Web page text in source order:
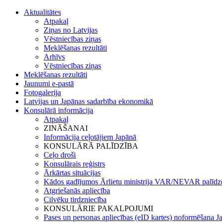
Aktualitātes
Atpakaļ
Ziņas no Latvijas
Vēstniecības ziņas
Meklēšanas rezultāti
Arhīvs
Vēstniecības ziņas
Meklēšanas rezultāti
Jaunumi e-pastā
Fotogalerija
Latvijas un Japānas sadarbība ekonomikā
Konsulārā informācija
Atpakaļ
ZINĀŠANAI
Informācija ceļotājiem Japānā
KONSULĀRĀ PALĪDZĪBA
Ceļo droši
Konsulārais reģistrs
Ārkārtas situācijas
Kādos gadījumos Ārlietu ministrija VAR/NEVAR
Atgriešanās apliecība
Cilvēku tirdzniecība
KONSULĀRIE PAKALPOJUMI
Pases un personas apliecības (eID kartes) noformēšana